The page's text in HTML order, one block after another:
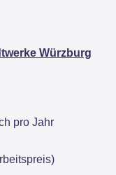
Würzburg
pro Jahr